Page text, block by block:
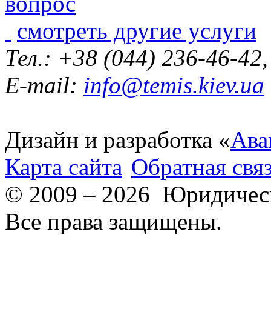
смотреть другие услуги
Тел.: +38 (044) 236-46-
E-mail: info@temis.kiev.ua
Дизайн и разработка «
Карта сайта Обратная
© 2009 – 2026
Все права защищены.